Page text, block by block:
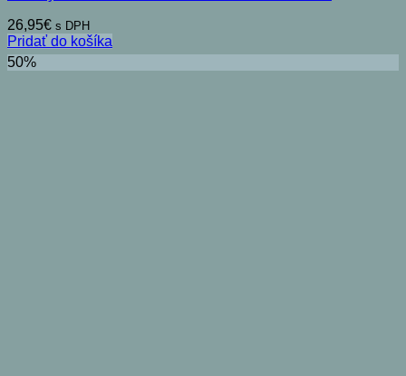
26,95€ s DPH
Pridať do košíka
50%